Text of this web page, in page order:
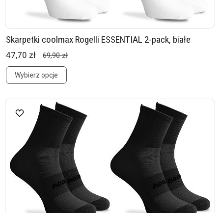
Skarpetki coolmax Rogelli ESSENTIAL 2-pack, białe
47,70 zł 69,90 zł
Wybierz opcje